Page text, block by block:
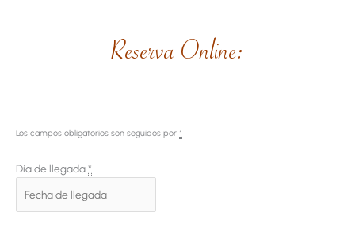
Reserva Online:
Los campos obligatorios son seguidos por *
Día de llegada*